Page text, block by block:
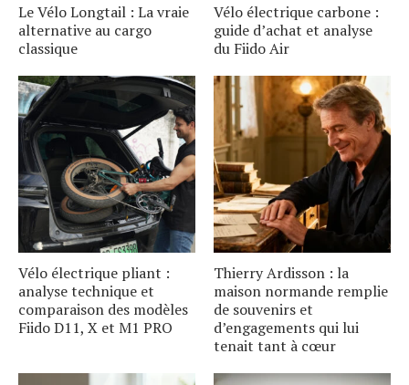
Le Vélo Longtail : La vraie
alternative au cargo
classique
Vélo électrique carbone :
guide d’achat et analyse
du Fiido Air
Vélo électrique pliant :
analyse technique et
comparaison des modèles
Fiido D11, X et M1 PRO
Thierry Ardisson : la
maison normande remplie
de souvenirs et
d’engagements qui lui
tenait tant à cœur
S
e
a
r
c
h
f
o
r
: